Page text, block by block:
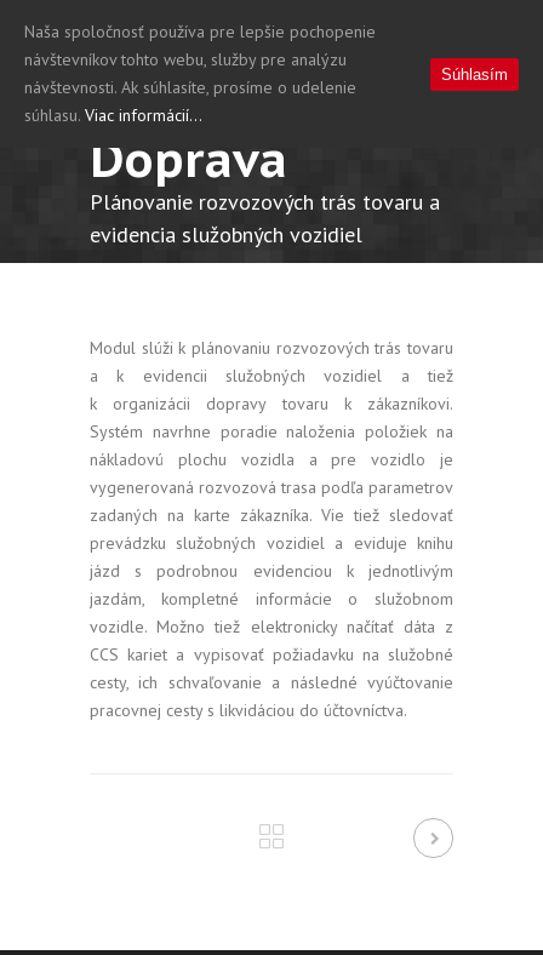
Doprava
Plánovanie rozvozových trás tovaru a
evidencia služobných vozidiel
Modul slúži k plánovaniu rozvozových trás tovaru
a k evidencii služobných vozidiel a tiež
k organizácii dopravy tovaru k zákazníkovi.
Systém navrhne poradie naloženia položiek na
nákladovú plochu vozidla a pre vozidlo je
vygenerovaná rozvozová trasa podľa parametrov
zadaných na karte zákazníka. Vie tiež sledovať
prevádzku služobných vozidiel a eviduje knihu
jázd s podrobnou evidenciou k jednotlivým
jazdám, kompletné informácie o služobnom
vozidle. Možno tiež elektronicky načítať dáta z
CCS kariet a vypisovať požiadavku na služobné
cesty, ich schvaľovanie a následné vyúčtovanie
pracovnej cesty s likvidáciou do účtovníctva.
Naša spoločnosť používa pre lepšie pochopenie
návštevníkov tohto webu, služby pre analýzu
návštevnosti. Ak súhlasíte, prosíme o udelenie
súhlasu. Viac informácií...
Súhlasím